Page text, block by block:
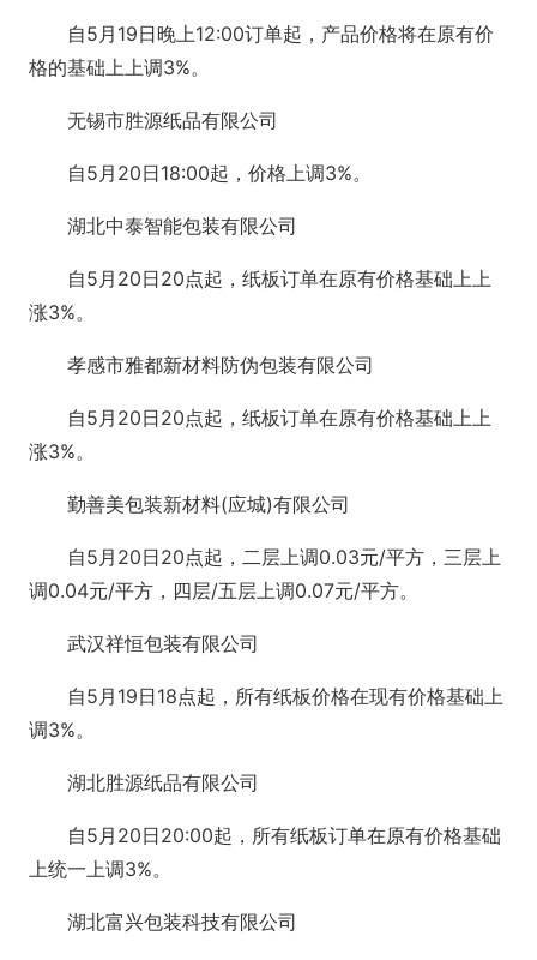
自5月19日晚上12:00订单起，产品价格将在原有价
格的基础上上调3%。
无锡市胜源纸品有限公司
自5月20日18:00起，价格上调3%。
湖北中泰智能包装有限公司
自5月20日20点起，纸板订单在原有价格基础上上
涨3%。
孝感市雅都新材料防伪包装有限公司
自5月20日20点起，纸板订单在原有价格基础上上
涨3%。
勤善美包装新材料(应城)有限公司
自5月20日20点起，二层上调0.03元/平方，三层上
调0.04元/平方，四层/五层上调0.07元/平方。
武汉祥恒包装有限公司
自5月19日18点起，所有纸板价格在现有价格基础上
调3%。
湖北胜源纸品有限公司
自5月20日20:00起，所有纸板订单在原有价格基础
上统一上调3%。
湖北富兴包装科技有限公司